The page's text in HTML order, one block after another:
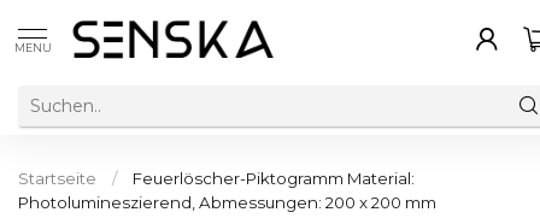
MENU
Startseite /
Feuerlöscher-Piktogramm Material:
Photolumineszierend, Abmessungen: 200 x 200 mm